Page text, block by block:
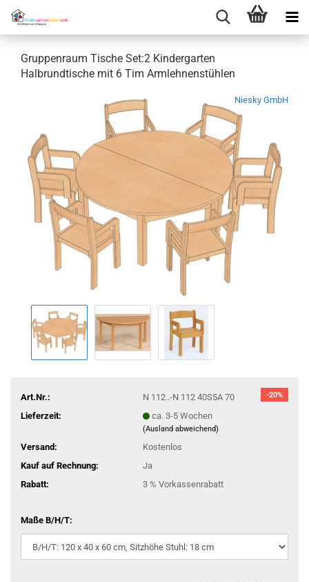
Gruppenraum Tische Set:2 Kindergarten
Halbrundtische mit 6 Tim Armlehnenstühlen
Niesky GmbH
-20%
Art.Nr.:
N 112..-N 112 40S5A 70
Lieferzeit:
ca. 3-5 Wochen
(Ausland abweichend)
Versand:
Kostenlos
Kauf auf Rechnung:
Ja
Rabatt:
3 % Vorkassenrabatt
Maße B/H/T: